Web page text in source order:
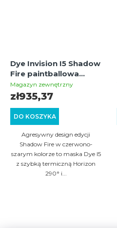
Dye Invision I5 Shadow
Fire paintballowa
maska thermal
(czerwona/szara)
Magazyn zewnętrzny
DO KOSZYKA
zł935,37
Agresywny design edycji
Shadow Fire w czerwono-
szarym kolorze to maska Dye I5
z szybką termiczną Horizon
290° i...